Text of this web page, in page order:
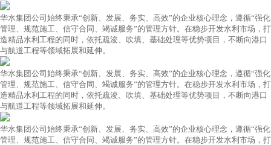
华水集团公司始终秉承“创新、发展、务实、高效”的企业核心理念，遵循“强化
管理、规范施工、信守合同、竭诚服务”的管理方针。在稳步开发水利市场，打
造精品水利工程的同时，依托疏浚、吹填、基础处理等优势项目，不断向港口
与航道工程等领域拓展和延伸。
华水集团公司始终秉承“创新、发展、务实、高效”的企业核心理念，遵循“强化
管理、规范施工、信守合同、竭诚服务”的管理方针。在稳步开发水利市场，打
造精品水利工程的同时，依托疏浚、吹填、基础处理等优势项目，不断向港口
与航道工程等领域拓展和延伸。
华水集团公司始终秉承“创新、发展、务实、高效”的企业核心理念，遵循“强化
管理、规范施工、信守合同、竭诚服务”的管理方针。在稳步开发水利市场，打